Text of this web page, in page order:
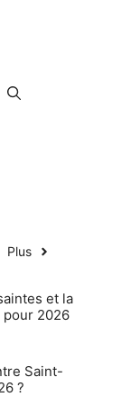
Plus
et la
pour 2026
Saint-
?